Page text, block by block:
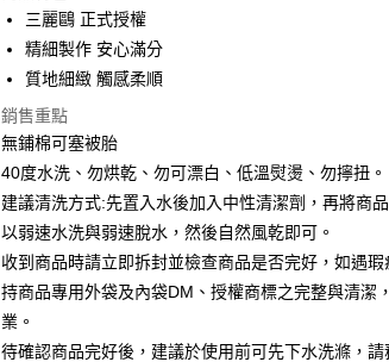
Apple Pay
街口支付
Google Pay
運送方式
宅配
每筆NT$80，滿NT$699(含以上)免運費
三麗鷗 正式授權
精細製作 安心滿分
質地細緻 觸感柔順
銷售重點
無鋪棉可塞被胎
40度水洗、勿烘乾、勿可漂白、低溫熨燙、勿擰扭。
建議清洗方式:先置入水後加入中性清潔劑，再將商
以弱速水洗與弱速脫水，然後自然風乾即可。
收到商品時請立即拆封並檢查商品是否完好，如遇
持商品專用外袋及內袋DM、授權商標之完整與清潔
業。
待確認商品完好後，建議於使用前可先下水洗滌，